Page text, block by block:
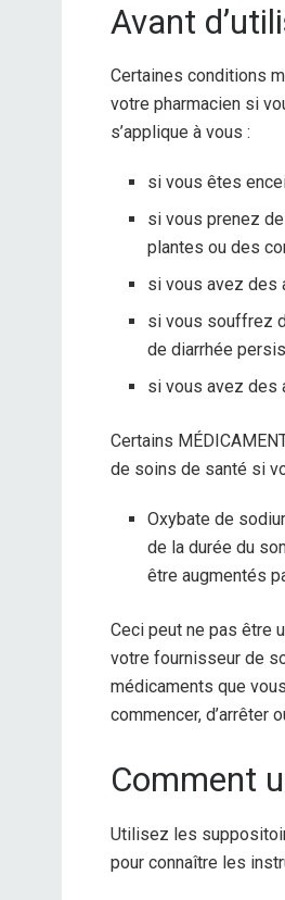
Avant
Certaines conditions
votre pharmacien si
s’applique à vous :
si vous êtes
si vous prenez
plantes ou des
si vous avez des
si vous souffrez
de diarrhée
si vous avez des
Certains
de soins de santé si
Oxybate de
de la durée du
être augmentés
Ceci peut ne pas être
votre fournisseur de
médicaments que
commencer, d’arrêter
Comment
Utilisez les
pour connaître les